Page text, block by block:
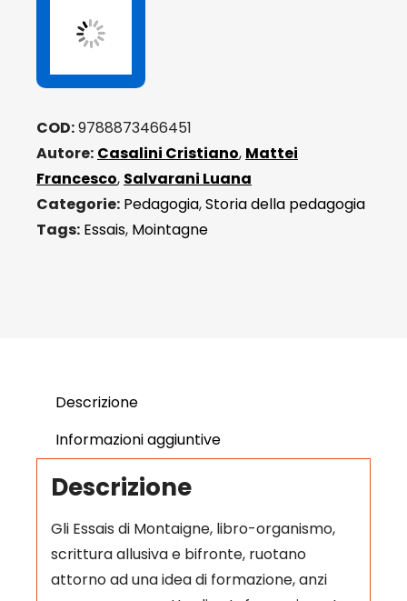
quantità
COD:9788873466451
Autore: Casalini Cristiano, Mattei
Francesco, Salvarani Luana
Categorie: Pedagogia,Storia della pedagogia
Tags: Essais, Mointagne
Descrizione
Informazioni aggiuntive
Descrizione
Gli Essais di Montaigne, libro-organismo,
scrittura allusiva e bifronte, ruotano
attorno ad una idea di formazione, anzi